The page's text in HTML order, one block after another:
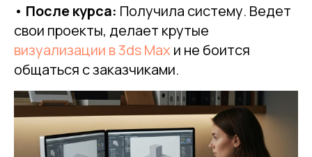
• После курса: Получила систему. Ведет
свои проекты, делает крутые
визуализации в 3ds Max и не боится
общаться с заказчиками.